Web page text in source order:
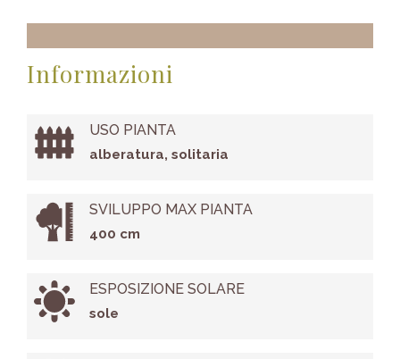
Informazioni
USO PIANTA
alberatura, solitaria
SVILUPPO MAX PIANTA
400 cm
ESPOSIZIONE SOLARE
sole